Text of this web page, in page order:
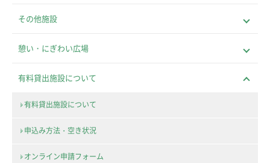
その他施設
憩い・にぎわい広場
有料貸出施設について
有料貸出施設について
申込み方法・空き状況
オンライン申請フォーム